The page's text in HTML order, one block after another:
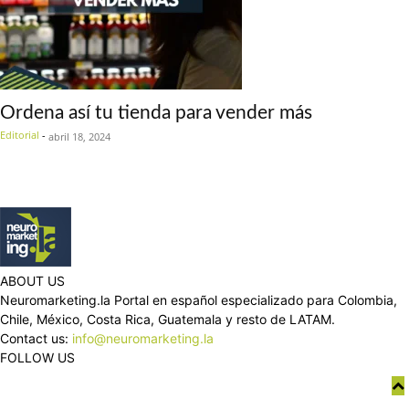
Ordena así tu tienda para vender más
Editorial - abril 18, 2024
ABOUT US
Neuromarketing.la Portal en español especializado para Colombia,
Chile, México, Costa Rica, Guatemala y resto de LATAM.
Contact us: info@neuromarketing.la
FOLLOW US